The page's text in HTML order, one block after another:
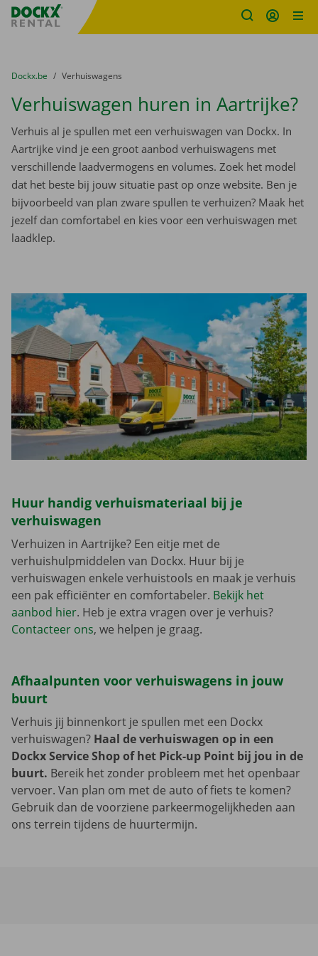
Fratello DEMO
U bevindt zich hier:
van
Dockx.be naar
Verhuiswagens
Verhuiswagen huren in Aartrijke?
Verhuis al je spullen met een verhuiswagen van Dockx. In
Aartrijke vind je een groot aanbod verhuiswagens met
verschillende laadvermogens en volumes. Zoek het model
dat het beste bij jouw situatie past op onze website. Ben je
bijvoorbeeld van plan zware spullen te verhuizen? Maak het
jezelf dan comfortabel en kies voor een verhuiswagen met
laadklep.
Huur handig verhuismateriaal bij je
verhuiswagen
Verhuizen in Aartrijke? Een eitje met de
verhuishulpmiddelen van Dockx. Huur bij je
verhuiswagen enkele verhuistools en maak je verhuis
een pak efficiënter en comfortabeler. Bekijk het
aanbod hier. Heb je extra vragen over je verhuis?
Contacteer ons, we helpen je graag.
Afhaalpunten voor verhuiswagens in jouw
buurt
Verhuis jij binnenkort je spullen met een Dockx
verhuiswagen? Haal de verhuiswagen op in een
Dockx Service Shop of het Pick-up Point bij jou in de
buurt. Bereik het zonder probleem met het openbaar
vervoer. Van plan om met de auto of fiets te komen?
Gebruik dan de voorziene parkeermogelijkheden aan
ons terrein tijdens de huurtermijn.